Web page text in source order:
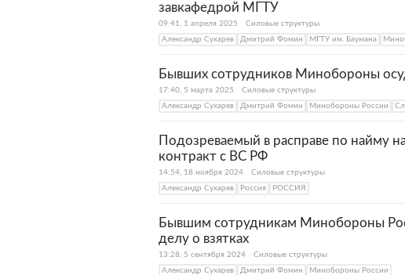
завкафедрой МГТУ
09:41, 1 апреля 2025
Силовые структуры
Александр Сухарев
Дмитрий Фомин МГТУ им. Баумана
Бывших сотрудников Минобороны
17:40, 5 марта 2025
Силовые структуры
Александр Сухарев
Дмитрий Фомин Минобороны России
Подозреваемый в расправе по найму
контракт с ВС РФ
14:54, 18 ноября 2024
Силовые структуры
Александр Сухарев
Россия РОССИЯ
Бывшим сотрудникам Минобороны
делу о взятках
13:28, 5 сентября 2024
Силовые структуры
Александр Сухарев
Дмитрий Фомин Минобороны России